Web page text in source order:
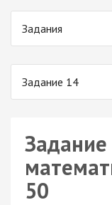
Задания
Задание 14
50